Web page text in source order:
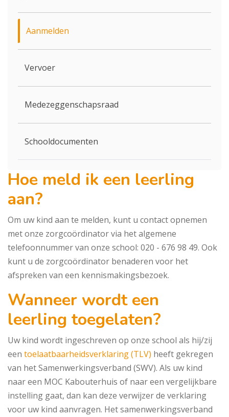
Aanmelden
Vervoer
Medezeggenschapsraad
Schooldocumenten
Hoe meld ik een leerling
aan?
Om uw kind aan te melden, kunt u contact opnemen
met onze zorgcoördinator via het algemene
telefoonnummer van onze school: 020 - 676 98 49. Ook
kunt u de zorgcoördinator benaderen voor het
afspreken van een kennismakingsbezoek.
Wanneer wordt een
leerling toegelaten?
Uw kind wordt ingeschreven op onze school als hij/zij
een toelaatbaarheidsverklaring (TLV) heeft gekregen
van het Samenwerkingsverband (SWV). Als uw kind
naar een MOC Kabouterhuis of naar een vergelijkbare
instelling gaat, dan kan deze verwijzer de verklaring
voor uw kind aanvragen. Het samenwerkingsverband